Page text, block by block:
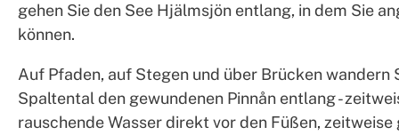
gehen Sie den See Hjälmsjön entlang, in dem Sie
können.
Auf Pfaden, auf Stegen und über Brücken wandern
Spaltental den gewundenen Pinnån entlang -
rauschende Wasser direkt vor den Füßen, zeitweise